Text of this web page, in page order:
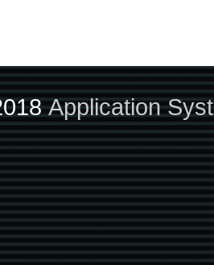
Application